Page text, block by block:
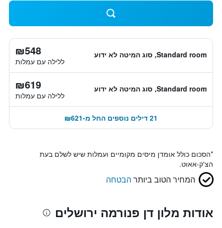
Standard room, סוג המיטה לא ידוע ₪548
ללילה עם עמלות
Standard room, סוג המיטה לא ידוע ₪619
ללילה עם עמלות
21 דילים נוספים החל מ-₪621
*הסכום כולל אומדן מיסים מקומיים ועמלות שיש לשלם בעת
הצ'ק-אאוט.
המחיר הטוב ביותר הבטחה
אודות מלון דן פנורמה ירושלים